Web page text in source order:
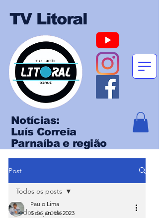
TV Litoral
Notícias:
Luís Correia
Parnaíba e região
Post
Todos os posts
Todos os posts
Paulo Lima
5 de jan. de 2023